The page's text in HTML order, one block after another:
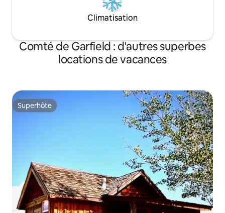
Climatisation
Comté de Garfield : d'autres superbes
locations de vacances
Superhôte
Superhôte